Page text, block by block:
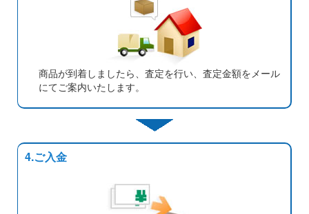
商品が到着しましたら、査定を行い、査定金額をメール
にてご案内いたします。
4.ご入金